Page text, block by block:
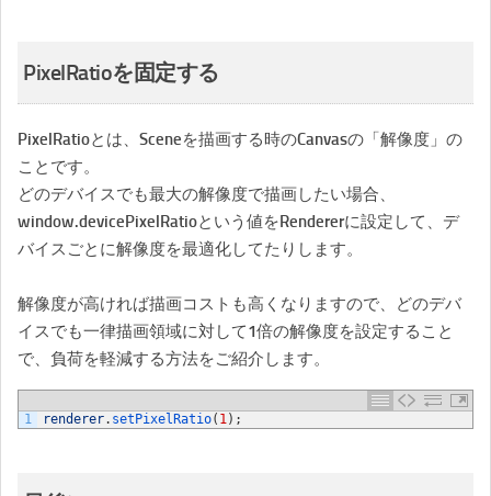
PixelRatioを固定する
PixelRatioとは、Sceneを描画する時のCanvasの「解像度」の
ことです。
どのデバイスでも最大の解像度で描画したい場合、
window.devicePixelRatioという値をRendererに設定して、デ
バイスごとに解像度を最適化してたりします。
解像度が高ければ描画コストも高くなりますので、どのデバ
イスでも一律描画領域に対して1倍の解像度を設定すること
で、負荷を軽減する方法をご紹介します。
1 renderer. setPixelRatio( 1 ) ;